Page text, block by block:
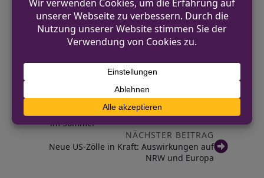
Ebene entgegengewirkt werden, um die
Wohnsituation für die Krefelder
Bevölkerung zu verbessern.
VORHERIGER BEITRAG
Kölns Badeseen: Erfrischung und Erholung
im Sommer
NÄCHSTER BEITRAG
Neue US-Zölle in Kraft: Auswirkungen auf
NRW und Europa